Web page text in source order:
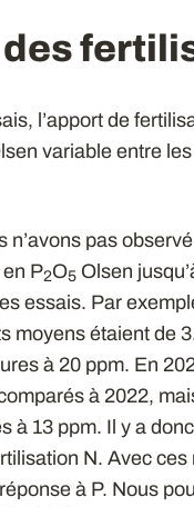
des
l’apport de
variable entre
n’avons pas
P2O5Olsen
essais. Par
moyens étaient de
à 20 ppm. En
à 2022,
à 13 ppm. Il y a
N. Avec ces
à P. Nous